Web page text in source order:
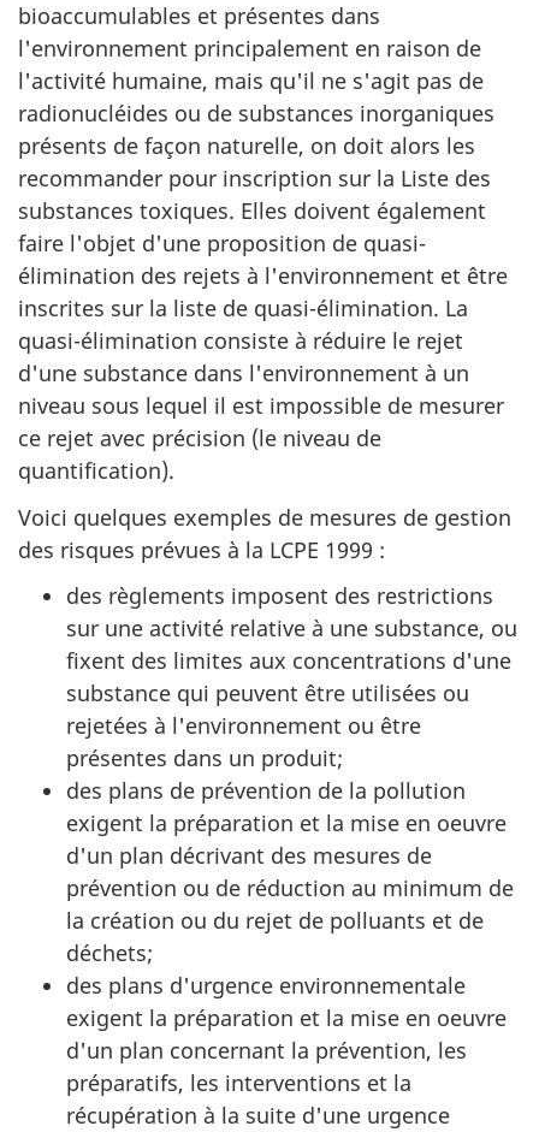
bioaccumulables et présentes dans
l'environnement principalement en raison de
l'activité humaine, mais qu'il ne s'agit pas de
radionucléides ou de substances inorganiques
présents de façon naturelle, on doit alors les
recommander pour inscription sur la Liste des
substances toxiques. Elles doivent également
faire l'objet d'une proposition de quasi-
élimination des rejets à l'environnement et être
inscrites sur la liste de quasi-élimination. La
quasi-élimination consiste à réduire le rejet
d'une substance dans l'environnement à un
niveau sous lequel il est impossible de mesurer
ce rejet avec précision (le niveau de
quantification).
Voici quelques exemples de mesures de gestion
des risques prévues à la LCPE 1999 :
des règlements imposent des restrictions
sur une activité relative à une substance, ou
fixent des limites aux concentrations d'une
substance qui peuvent être utilisées ou
rejetées à l'environnement ou être
présentes dans un produit;
des plans de prévention de la pollution
exigent la préparation et la mise en oeuvre
d'un plan décrivant des mesures de
prévention ou de réduction au minimum de
la création ou du rejet de polluants et de
déchets;
des plans d'urgence environnementale
exigent la préparation et la mise en oeuvre
d'un plan concernant la prévention, les
préparatifs, les interventions et la
récupération à la suite d'une urgence